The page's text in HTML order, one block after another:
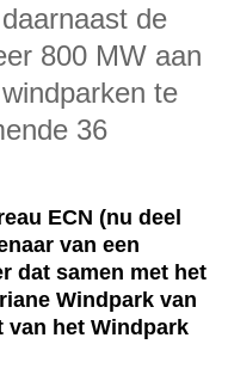
de
800 MW aan
te
36
ECN (nu deel
van een
dat samen met het
Windpark van
van het Windpark